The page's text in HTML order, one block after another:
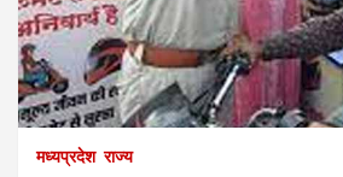
मध्यप्रदेश राज्य